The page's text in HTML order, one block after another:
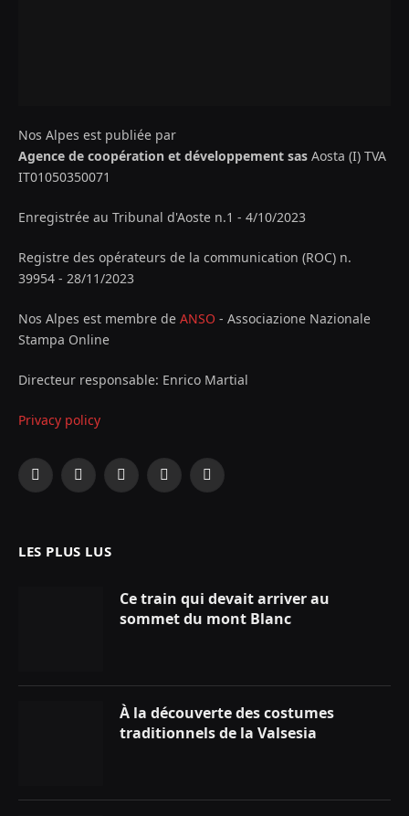
Nos Alpes est publiée par
Agence de coopération et développement sas Aosta (I) TVA
IT01050350071
Enregistrée au Tribunal d'Aoste n.1 - 4/10/2023
Registre des opérateurs de la communication (ROC) n.
39954 - 28/11/2023
Nos Alpes est membre de ANSO - Associazione Nazionale
Stampa Online
Directeur responsable: Enrico Martial
Privacy policy
Facebook
X
InstagramYouTubeLinkedIn
LES PLUS LUS
Ce train qui devait arriver au
sommet du mont Blanc
À la découverte des costumes
traditionnels de la Valsesia